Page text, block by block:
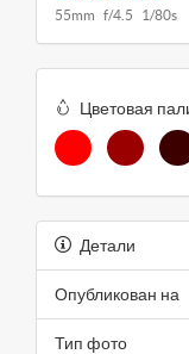
55mm f/4.5 1/80s
Цветовая
Детали
Опубликован на
Тип фото